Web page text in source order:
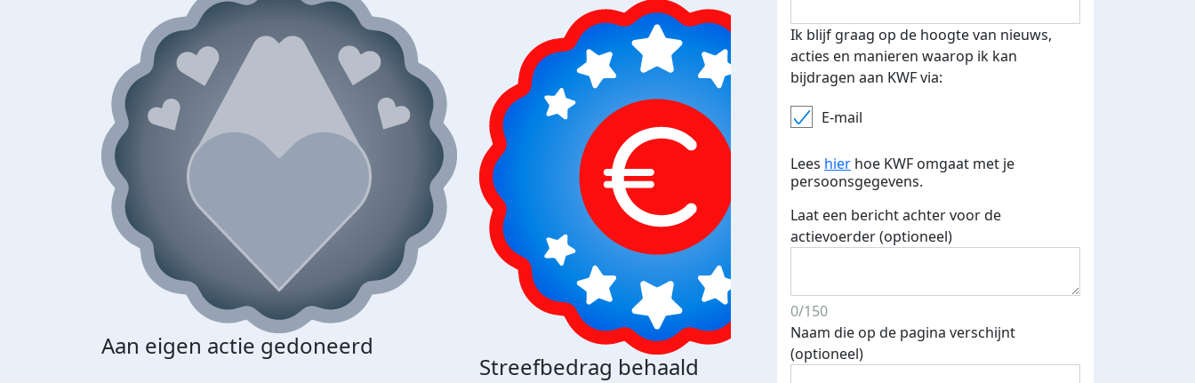
Aan eigen actie gedoneerd
Streefbedrag behaald Streefbedrag verhoogd
Ik blijf graag op de hoogte van nieuws,
acties en manieren waarop ik kan
bijdragen aan KWF via:
E-mail
Lees hier hoe KWF omgaat met je
persoonsgegevens.
Laat een bericht achter voor de
actievoerder (optioneel)
0/150
Naam die op de pagina verschijnt
(optioneel)